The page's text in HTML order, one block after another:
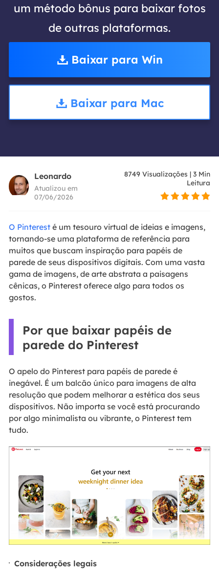
um método bônus para baixar fotos
de outras plataformas.
Baixar para Win
Baixar para Mac
Leonardo
Atualizou em
07/06/2026
8749 Visualizações |3 Min
Leitura
O Pinteresté um tesouro virtual de ideias e imagens,
tornando-se uma plataforma de referência para
muitos que buscam inspiração para papéis de
parede de seus dispositivos digitais. Com uma vasta
gama de imagens, de arte abstrata a paisagens
cênicas, o Pinterest oferece algo para todos os
gostos.
Por que baixar papéis de
parede do Pinterest
O apelo do Pinterest para papéis de parede é
inegável. É um balcão único para imagens de alta
resolução que podem melhorar a estética dos seus
dispositivos. Não importa se você está procurando
por algo minimalista ou vibrante, o Pinterest tem
tudo.
Considerações legais